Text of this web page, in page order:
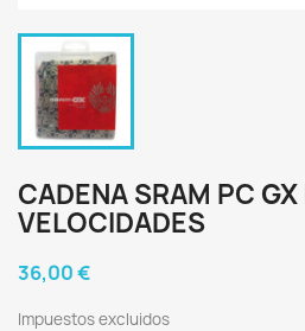
CADENA SRAM PC GX
VELOCIDADES
36,00 €
Impuestos excluidos